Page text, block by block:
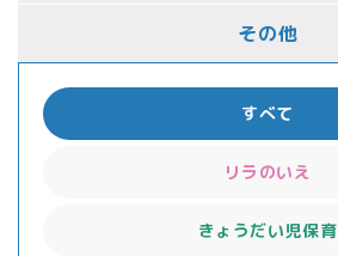
その他
すべて
リラのいえ
きょうだい児保育